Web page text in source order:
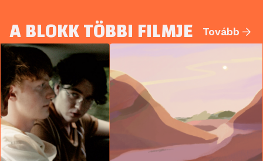
A BLOKK TÖBBI FILMJE Tovább